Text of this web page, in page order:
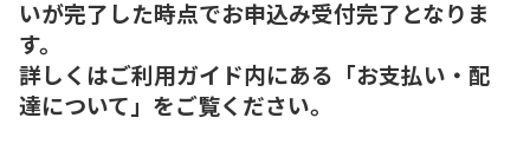
いが完了した時点でお申込み受付完了となりま
す。
詳しくはご利用ガイド内にある「お支払い・配
達について」をご覧ください。